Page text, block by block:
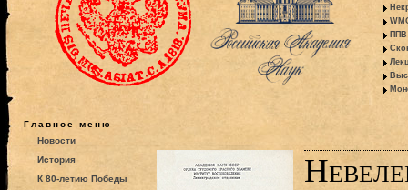
ППВ
Главное меню
Новости
История
К 80-летию Победы